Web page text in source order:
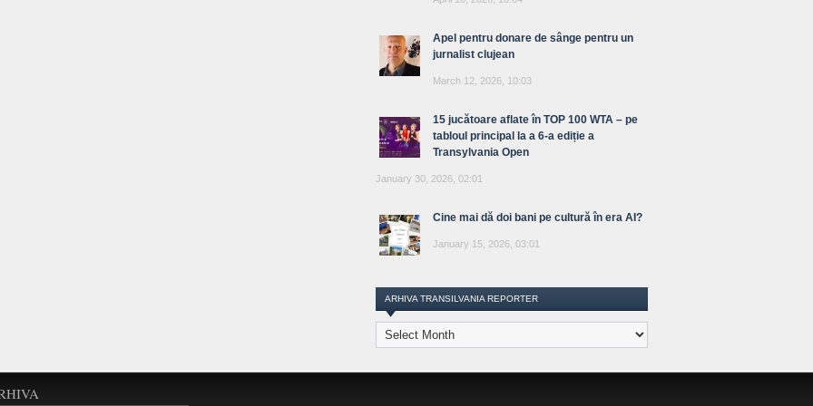
Apel pentru donare de sânge pentru un
jurnalist clujean
March 12, 2026, 10:03
15 jucătoare aflate în TOP 100 WTA – pe
tabloul principal la a 6-a ediție a
Transylvania Open
January 30, 2026, 02:01
Cine mai dă doi bani pe cultură în era AI?
January 15, 2026, 03:01
ARHIVA TRANSILVANIA REPORTER
Arhiva
Transilvania